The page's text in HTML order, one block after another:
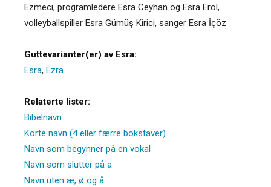
Ezmeci, programledere Esra Ceyhan og Esra Erol,
volleyballspiller Esra Gümüş Kirici, sanger Esra İçöz
Guttevarianter(er) av Esra:
Esra, Ezra
Relaterte lister:
Bibelnavn
Korte navn (4 eller færre bokstaver)
Navn som begynner på en vokal
Navn som slutter på a
Navn uten æ, ø og å